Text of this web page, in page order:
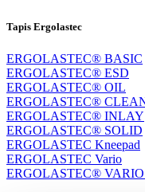
Tapis Ergolastec
ERGOLASTEC® BASIC
ERGOLASTEC® ESD
ERGOLASTEC® OIL
ERGOLASTEC®
ERGOLASTEC® INLAY
ERGOLASTEC® SOLID
ERGOLASTEC Kneepad
ERGOLASTEC Vario
ERGOLASTEC®